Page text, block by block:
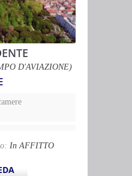
D'AVIAZIONE)
In AFFITTO